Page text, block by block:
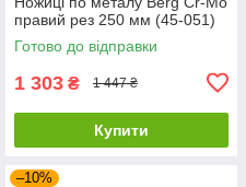
правий рез 250 мм (45-051)
Готово до відправки
1 303 ₴ 1 447 ₴
Купити
–10%